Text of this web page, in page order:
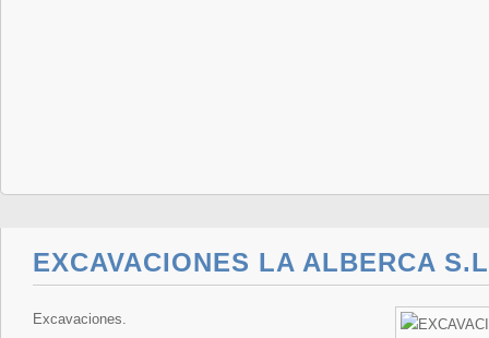
EXCAVACIONES LA ALBERCA
Excavaciones.